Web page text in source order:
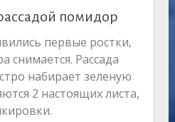
помидор
первые ростки,
снимается. Рассада
набирает зеленую
2 настоящих листа,